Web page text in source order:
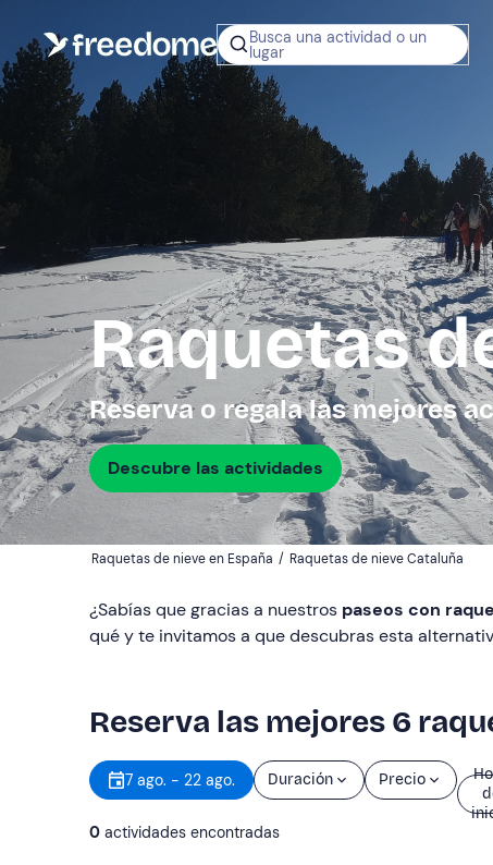
Busca una actividad o un
lugar
regalar?
Tarjeta Regalo
Freedome
Un regalo
permite elegir
experiencias
en toda España
Regala una
Raquetas
Reserva o regala las mejores
Descubre las actividades
Raquetas de nieve en España / Raquetas de nieve Cataluña
¿Sabías que gracias a nuestros paseos con
qué y te invitamos a que descubras esta
Reserva las mejores 6
7 ago. - 22 ago. Duración Precio
0 actividades encontradas